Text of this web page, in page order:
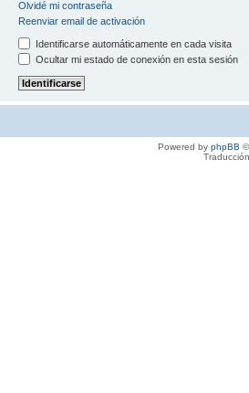
Olvidé mi contraseña
Reenviar email de activación
Identificarse automáticamente en cada visita
Ocultar mi estado de conexión en esta sesión
Powered by phpBB